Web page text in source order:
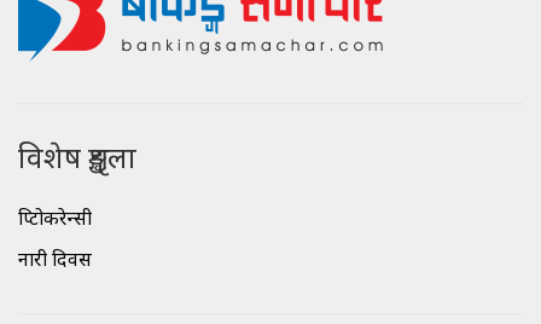
विशेष शृङ्खला
क्रिप्टोकरेन्सी
नारी दिवस